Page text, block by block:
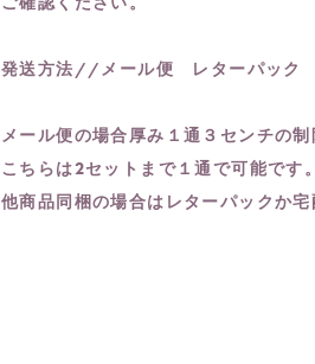
発送方法//メール便 レターパック
メール便の場合厚み１通３センチの制
こちらは2セットまで１通で可能です。
他商品同梱の場合はレターパックか宅